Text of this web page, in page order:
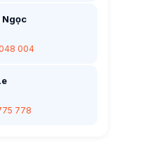
Ngọc
004
778